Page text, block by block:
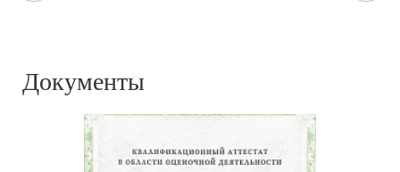
Документы